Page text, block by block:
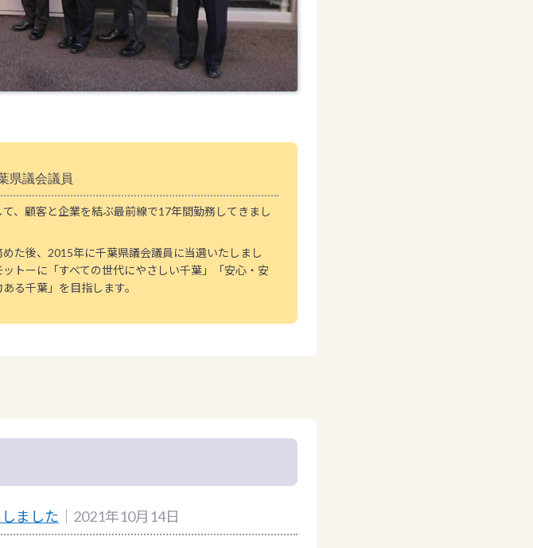
県議会議員
、顧客と企業を結ぶ最前線で17年間勤務してきまし
た後、2015年に千葉県議会議員に当選いたしまし
トーに「すべての世代にやさしい千葉」「安心・安
る千葉」を目指します。
ました ｜2021年10月14日